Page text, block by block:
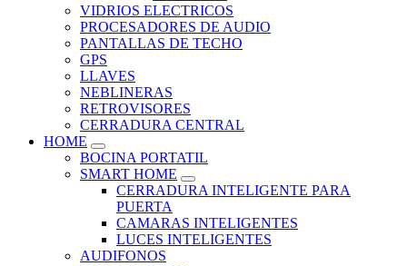
VIDRIOS ELECTRICOS
PROCESADORES DE AUDIO
PANTALLAS DE TECHO
GPS
LLAVES
NEBLINERAS
RETROVISORES
CERRADURA CENTRAL
HOME
BOCINA PORTATIL
SMART HOME
CERRADURA INTELIGENTE PARA
PUERTA
CAMARAS INTELIGENTES
LUCES INTELIGENTES
AUDIFONOS